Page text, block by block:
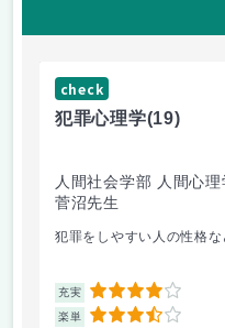
check
犯罪心理学(19)
人間社会学部 人間心理
菅沼先生
犯罪をしやすい人の性格な
充実 4
楽単 3.5